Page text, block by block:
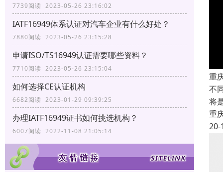
7739阅读 2023-05-26 23:16:02
IATF16949体系认证对汽车企业有什么好处？
7880阅读 2023-05-26 23:15:28
申请ISO/TS16949认证需要哪些资料？
7710阅读 2023-05-26 23:15:04
如何选择CE认证机构
6682阅读 2023-01-29 09:39:25
办理IATF16949证书如何挑选机构？
6007阅读 2022-11-08 21:05:14
重
不
将
重
20-